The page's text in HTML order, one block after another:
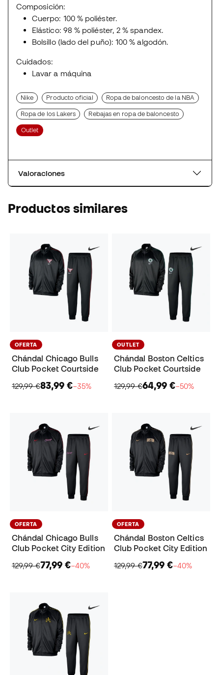
Composición:
Cuerpo: 100 % poliéster.
Elástico: 98 % poliéster, 2 % spandex.
Bolsillo (lado del puño): 100 % algodón.
Cuidados:
Lavar a máquina
Nike Producto oficial Ropa de baloncesto de la NBA
Ropa de los Lakers Rebajas en ropa de baloncesto
Outlet
Valoraciones
Productos similares
OFERTA
Chándal Chicago Bulls
Club Pocket Courtside
129,99 €83,99 €−35%
OUTLET
Chándal Boston Celtics
Club Pocket Courtside
129,99 €64,99 €−50%
OFERTA
Chándal Chicago Bulls
Club Pocket City Edition
129,99 €77,99 €−40%
OFERTA
Chándal Boston Celtics
Club Pocket City Edition
129,99 €77,99 €−40%